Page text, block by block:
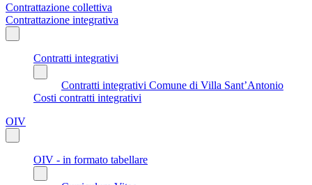
Contrattazione collettiva
Contrattazione integrativa
Contratti integrativi
Contratti integrativi Comune di Villa Sant’Antonio
Costi contratti integrativi
OIV
OIV - in formato tabellare